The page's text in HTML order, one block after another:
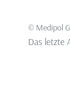
© Medipol
Das letzte